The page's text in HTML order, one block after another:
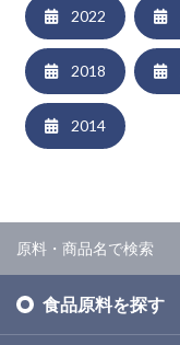
2022
2018
2014
食品原料を探す